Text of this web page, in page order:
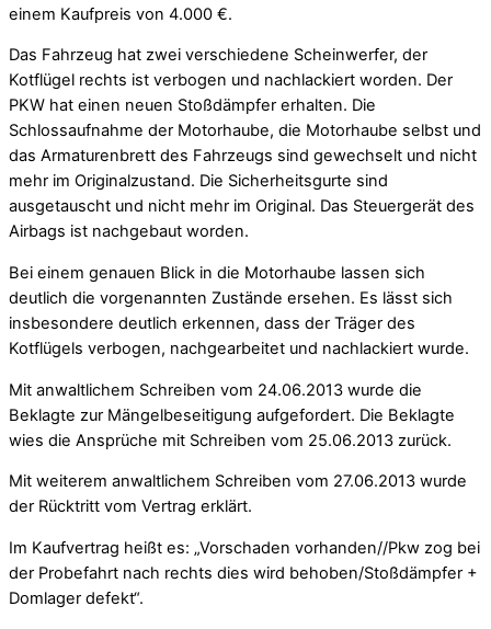
einem Kaufpreis von 4.000 €.
Das Fahrzeug hat zwei verschiedene Scheinwerfer, der
Kotflügel rechts ist verbogen und nachlackiert worden. Der
PKW hat einen neuen Stoßdämpfer erhalten. Die
Schlossaufnahme der Motorhaube, die Motorhaube selbst und
das Armaturenbrett des Fahrzeugs sind gewechselt und nicht
mehr im Originalzustand. Die Sicherheitsgurte sind
ausgetauscht und nicht mehr im Original. Das Steuergerät des
Airbags ist nachgebaut worden.
Bei einem genauen Blick in die Motorhaube lassen sich
deutlich die vorgenannten Zustände ersehen. Es lässt sich
insbesondere deutlich erkennen, dass der Träger des
Kotflügels verbogen, nachgearbeitet und nachlackiert wurde.
Mit anwaltlichem Schreiben vom 24.06.2013 wurde die
Beklagte zur Mängelbeseitigung aufgefordert. Die Beklagte
wies die Ansprüche mit Schreiben vom 25.06.2013 zurück.
Mit weiterem anwaltlichem Schreiben vom 27.06.2013 wurde
der Rücktritt vom Vertrag erklärt.
Im Kaufvertrag heißt es: „Vorschaden vorhanden//Pkw zog bei
der Probefahrt nach rechts dies wird behoben/Stoßdämpfer +
Domlager defekt“.